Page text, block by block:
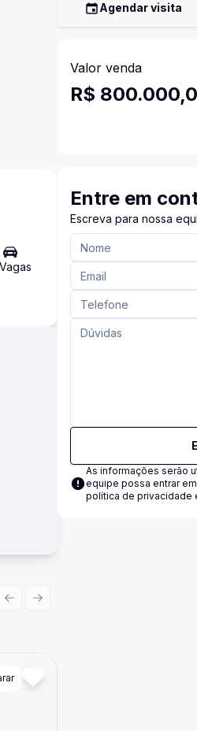
Vagas
Previous slide
Next slide
Agendar visita
Valor venda
R$
Entre em
Escreva para nossa
As informações serão
equipe possa entrar
política de privacidade